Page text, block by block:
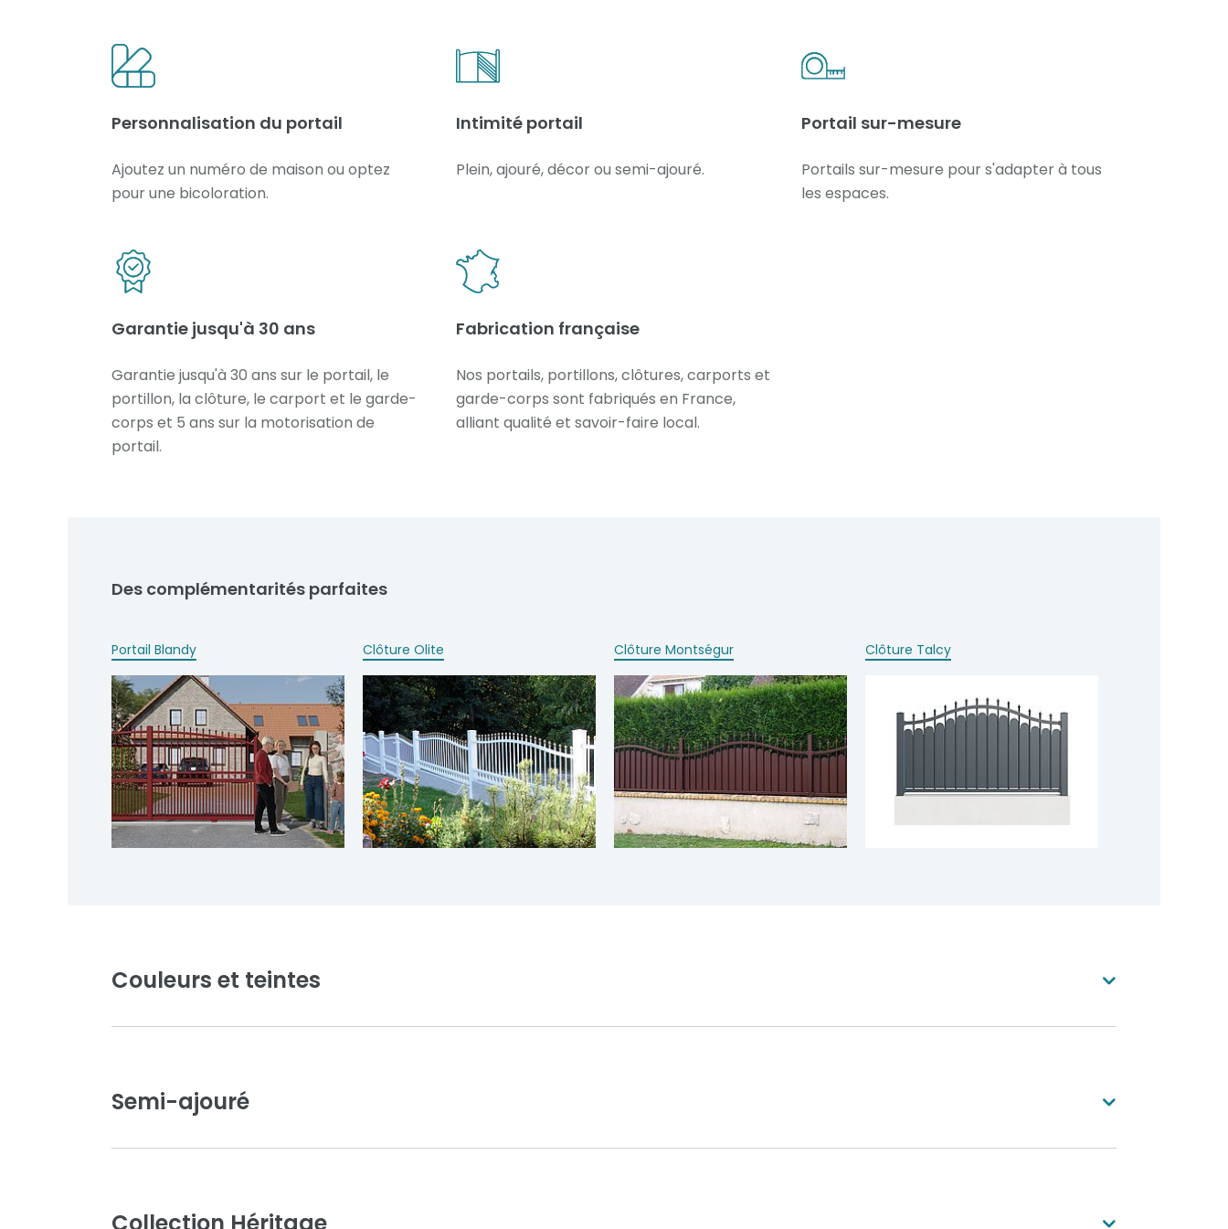
Personnalisation du portail
Ajoutez un numéro de maison ou optez
pour une bicoloration.
Intimité portail
Plein, ajouré, décor ou semi-ajouré.
Portail sur-mesure
Portails sur-mesure pour s'adapter à tous
les espaces.
Garantie jusqu'à 30 ans
Garantie jusqu'à 30 ans sur le portail, le
portillon, la clôture, le carport et le garde-
corps et 5 ans sur la motorisation de
portail.
Fabrication française
Nos portails, portillons, clôtures, carports et
garde-corps sont fabriqués en France,
alliant qualité et savoir-faire local.
Des complémentarités parfaites
Portail Blandy Clôture Olite Clôture Montségur Clôture Talcy
Couleurs et teintes
Semi-ajouré